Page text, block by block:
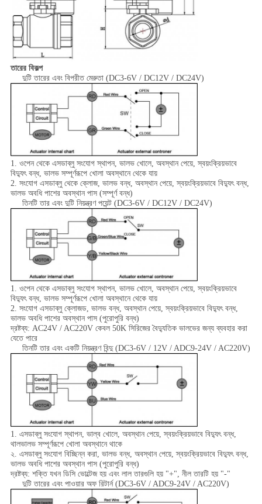
তারের বিকল্প
দুটি তারের এবং বিপরীত মেরুতা (DC3-6V / DC12V / DC24V)
1. ওপেন থেকে এসডাব্লু সংযোগ স্থাপন, ভালভ খোলে, অবস্থান পেয়ে, স্বয়ংক্রিয়ভাবে
বিদ্যুৎ বন্ধ, ভালভ সম্পূর্ণরূপে খোলা অবস্থানে থেকে যায়
2. সংযোগ এসডাব্লু থেকে ক্লোজ, ভালভ বন্ধ, অবস্থান পেয়ে, স্বয়ংক্রিয়ভাবে বিদ্যুৎ বন্ধ,
ভালভ অবধি পাশের অবস্থান পাস (সম্পূর্ণ বন্ধ)
তিনটি তার এবং দুটি নিয়ন্ত্রণ পয়েন্ট (DC3-6V / DC12V / DC24V)
1. ওপেন থেকে এসডাব্লু সংযোগ স্থাপন, ভালভ খোলে, অবস্থান পেয়ে, স্বয়ংক্রিয়ভাবে
বিদ্যুৎ বন্ধ, ভালভ সম্পূর্ণরূপে খোলা অবস্থানে থেকে যায়
2. সংযোগ এসডাব্লু ক্লোজড, ভালভ বন্ধ, অবস্থান পেয়ে, স্বয়ংক্রিয়ভাবে বিদ্যুৎ বন্ধ,
ভালভ অবধি পাশের অবস্থান পাস (পুরোপুরি বন্ধ)
দ্রষ্টব্য: AC24V / AC220V কেবল 50K সিরিজের বৈদ্যুতিক ভালভের জন্য ব্যবহার করা
যেতে পারে
তিনটি তার এবং একটি নিয়ন্ত্রণ বিন্দু (DC3-6V / 12V / ADC9-24V / AC220V)
1. এসডাব্লু সংযোগ স্থাপন, ভাল্ব খোলে, অবস্থান পেয়ে, স্বয়ংক্রিয়ভাবে বিদ্যুৎ বন্ধ,
থালভালভ সম্পূর্ণরূপে খোলা অবস্থানে থাকে
২. এসডাব্লু সংযোগ বিচ্ছিন্ন করা, ভালভ বন্ধ, অবস্থান পেয়ে, স্বয়ংক্রিয়ভাবে বিদ্যুৎ বন্ধ,
ভালভ অবধি পাশের অবস্থান পাস (পুরোপুরি বন্ধ)
দ্রষ্টব্য: শক্তি যখন ডিসি ভোল্টেজ হয় এবং লাল তারগুলি হয় "+", নীল তারটি হয় "-"
দুটি তারের এবং পাওয়ার অফ রিটার্ন (DC3-6V / ADC9-24V / AC220V)